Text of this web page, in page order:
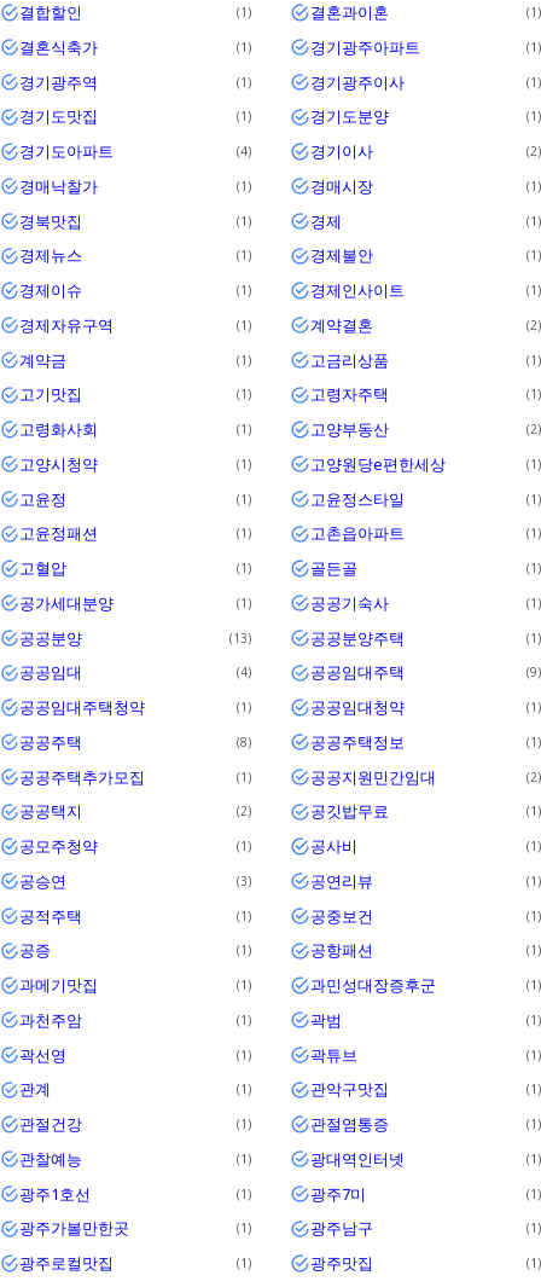
결합할인 1 결혼과이혼 1
결혼식축가 1 경기광주아파트 1
경기광주역 1 경기광주이사 1
경기도맛집 1 경기도분양 1
경기도아파트 4 경기이사 2
경매낙찰가 1 경매시장 1
경북맛집 1 경제 1
경제뉴스 1 경제불안 1
경제이슈 1 경제인사이트 1
경제자유구역 1 계약결혼 2
계약금 1 고금리상품 1
고기맛집 1 고령자주택 1
고령화사회 1 고양부동산 2
고양시청약 1 고양원당e편한세상 1
고윤정 1 고윤정스타일 1
고윤정패션 1 고촌읍아파트 1
고혈압 1 골든골 1
공가세대분양 1 공공기숙사 1
공공분양 13 공공분양주택 1
공공임대 4 공공임대주택 9
공공임대주택청약 1 공공임대청약 1
공공주택 8 공공주택정보 1
공공주택추가모집 1 공공지원민간임대 2
공공택지 2 공깃밥무료 1
공모주청약 1 공사비 1
공승연 3 공연리뷰 1
공적주택 1 공중보건 1
공증 1 공항패션 1
과메기맛집 1 과민성대장증후군 1
과천주암 1 곽범 1
곽선영 1 곽튜브 1
관계 1 관악구맛집 1
관절건강 1 관절염통증 1
관찰예능 1 광대역인터넷 1
광주1호선 1 광주7미 1
광주가볼만한곳 1 광주남구 1
광주로컬맛집 1 광주맛집 1